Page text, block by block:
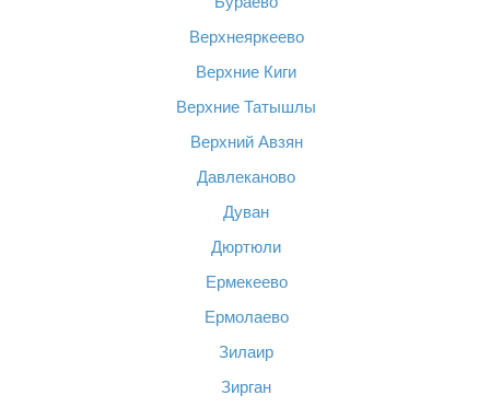
Верхнеяркеево
Верхние Киги
Верхние Татышлы
Верхний Авзян
Давлеканово
Дуван
Дюртюли
Ермекеево
Ермолаево
Зилаир
Зирган